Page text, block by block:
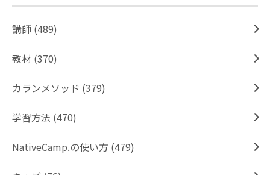
講師 (489)
教材 (370)
カランメソッド (379)
学習方法 (470)
NativeCamp.の使い方 (479)